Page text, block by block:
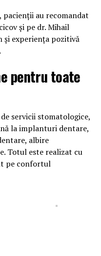
au recomandat
și pe dr. Mihail
și experiența pozitivă
pentru toate
servicii stomatologice,
la implanturi dentare,
albire
Totul este realizat cu
pe confortul